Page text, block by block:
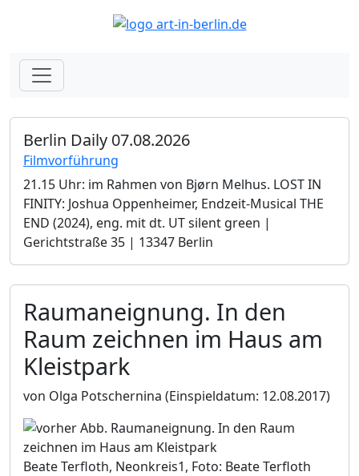
Berlin Daily 07.08.2026
Filmvorführung
21.15 Uhr: im Rahmen von Bjørn Melhus. LOST IN
FINITY: Joshua Oppenheimer, Endzeit-Musical THE
END (2024), eng. mit dt. UT silent green |
Gerichtstraße 35 | 13347 Berlin
Raumaneignung. In den
Raum zeichnen im Haus am
Kleistpark
von Olga Potschernina (Einspieldatum: 12.08.2017)
Beate Terfloth, Neonkreis1, Foto: Beate Terfloth